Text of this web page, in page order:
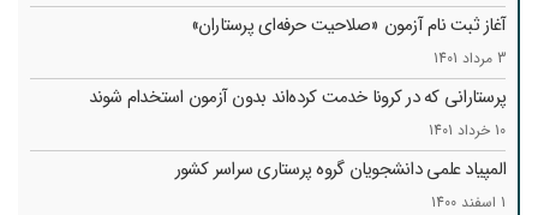
آغاز ثبت نام آزمون «صلاحیت حرفه‌ای پرستاران»
3 مرداد 1401
پرستارانی که در کرونا خدمت کرد‌ه‌اند بدون آزمون استخدام شوند
10 خرداد 1401
المپیاد علمی دانشجویان گروه پرستاری سراسر کشور
1 اسفند 1400